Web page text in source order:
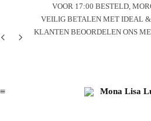
VOOR 17:00 BESTELD,
VEILIG BETALEN MET IDEAL
KLANTEN BEOORDELEN ONS